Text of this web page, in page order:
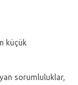
küçük
sorumluluklar,